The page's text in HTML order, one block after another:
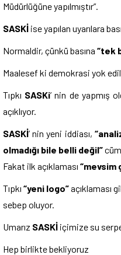
Müdürlüğüne yapılmıştır”.
SASKİ ise yapılan uyarılara
Normaldir, çünkü basına “tek
Maalesef ki demokrasi yok
Tıpkı SASKi’ nin de yapmış
açıklıyor.
SASKİ’ nin yeni iddiası,
olmadığı bile belli değil”
Fakat ilk açıklaması “mevsim
Tıpkı“yeni logo”açıklaması
sebep oluyor.
Umarız SASKİ içimize su
Hep birlikte bekliyoruz